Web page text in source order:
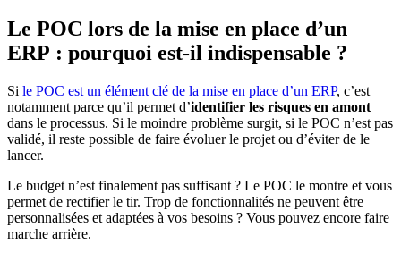
Le POC lors de la mise en place d’un
ERP : pourquoi est-il indispensable ?
Si le POC est un élément clé de la mise en place d’un ERP, c’est
notamment parce qu’il permet d’identifier les risques en amont
dans le processus. Si le moindre problème surgit, si le POC n’est pas
validé, il reste possible de faire évoluer le projet ou d’éviter de le
lancer.
Le budget n’est finalement pas suffisant ? Le POC le montre et vous
permet de rectifier le tir. Trop de fonctionnalités ne peuvent être
personnalisées et adaptées à vos besoins ? Vous pouvez encore faire
marche arrière.